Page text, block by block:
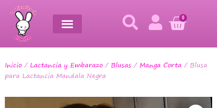
0
Inicio / Lactancia y Embarazo / Blusas / Manga Corta / Blusa
para Lactancia Mandala Negra